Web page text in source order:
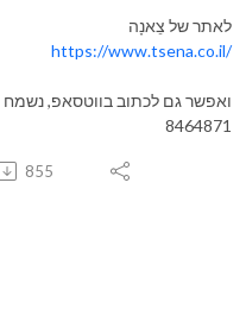
לאתר של צֵאנָה
https://www.tsena.co.il/
8464871
855